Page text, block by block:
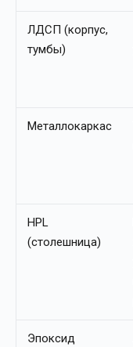
ЛДСП (корпус,
тумбы)
Металлокаркас
HPL
(столешница)
Эпоксид